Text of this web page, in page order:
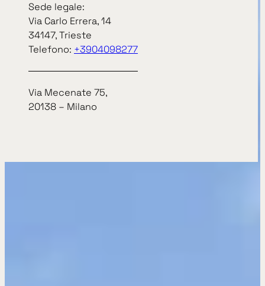
Sede legale:
Via Carlo Errera, 14
34147, Trieste
Telefono: +3904098277
Via Mecenate 75,
20138 – Milano